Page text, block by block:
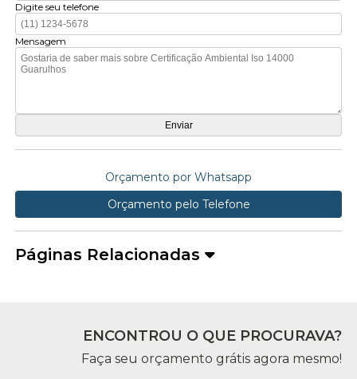
Digite seu telefone
Mensagem
Orçamento por Whatsapp
Orçamento pelo Telefone
Páginas Relacionadas
ENCONTROU O QUE PROCURAVA?
Faça seu orçamento grátis agora mesmo!